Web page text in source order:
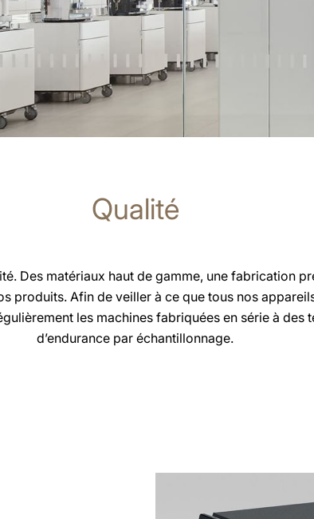
Qualité
Des matériaux haut de gamme, une fabrication
produits. Afin de veiller à ce que tous nos
les machines fabriquées en série à des
d’endurance par échantillonnage.